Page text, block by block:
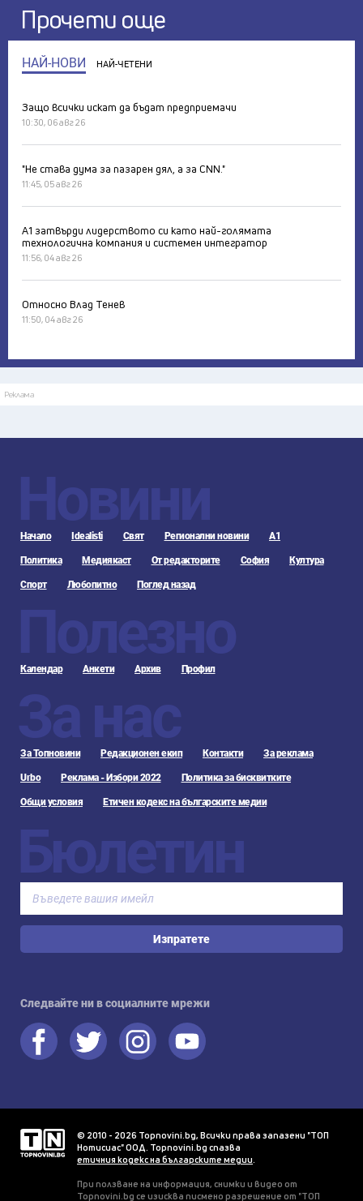
Прочети още
НАЙ-НОВИ НАЙ-ЧЕТЕНИ
Защо всички искат да бъдат предприемачи
10:30, 06 авг 26
"Не става дума за пазарен дял, а за CNN."
11:45, 05 авг 26
А1 затвърди лидерството си като най-голямата
технологична компания и системен интегратор
11:56, 04 авг 26
Относно Влад Тенев
11:50, 04 авг 26
Реклама
Новини
Начало Idealisti Свят Регионални новини А1
Политика Медиякаст От редакторите София Култура
Спорт Любопитно Поглед назад
Полезно
Календар Анкети Архив Профил
За нас
За Топновини Редакционен екип Контакти За реклама
Urbo Реклама - Избори 2022 Политика за бисквитките
Общи условия Етичен кодекс на българските медии
Бюлетин
Изпратете
Следвайте ни в социалните мрежи
© 2010 - 2026 Topnovini.bg, Всички права запазени "ТОП
Нотисиас" ООД. Topnovini.bg спазва
етичния кодекс на българските медии.
При ползване на информация, снимки и видео от
Topnovini.bg се изисква писмено разрешение от "ТОП